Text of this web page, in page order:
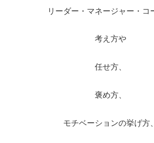
リーダー・マネージャー・コ
考え方や
任せ方、
褒め方、
モチベーションの挙げ方、